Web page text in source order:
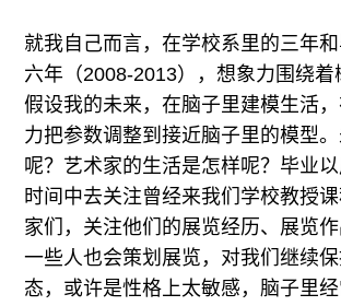
就我自己而言，在学校系里的三年
六年（2008-2013），想象力围绕着
假设我的未来，在脑子里建模生活
力把参数调整到接近脑子里的模型
呢？艺术家的生活是怎样呢？毕业
时间中去关注曾经来我们学校教授
家们，关注他们的展览经历、展览
一些人也会策划展览，对我们继续
态，或许是性格上太敏感，脑子里